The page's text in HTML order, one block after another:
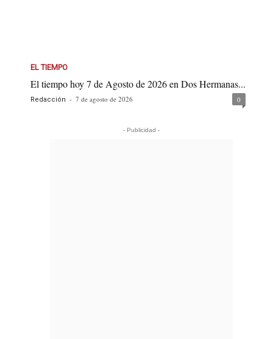
EL TIEMPO
El tiempo hoy 7 de Agosto de 2026 en Dos Hermanas...
Redacción - 7 de agosto de 2026 0
- Publicidad -